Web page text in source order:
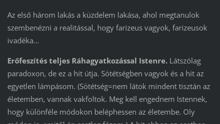
Az első három lakás a küzdelem lakása, ahol megtanulok
szembenézni a realitással, hogy farizeus vagyok, farizeusok
ivadéka…
Erőfeszítés teljes Ráhagyatkozással Istenre.Látszólag
paradoxon, de ez a hit útja. Sötétségben vagyok és a hit az
egyetlen lámpásom. (Sötétség=nem látok mindent tisztán az
életemben, vannak vakfoltok. Meg kell engednem Istennek,
hogy különféle módokon beléphessen az életembe. Oly